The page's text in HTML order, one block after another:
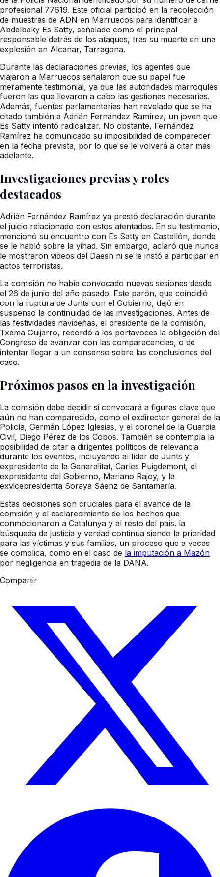
profesional 77619. Este oficial participó en la recolección
de muestras de ADN en Marruecos para identificar a
Abdelbaky Es Satty, señalado como el principal
responsable detrás de los ataques, tras su muerte en una
explosión en Alcanar, Tarragona.
Durante las declaraciones previas, los agentes que
viajaron a Marruecos señalaron que su papel fue
meramente testimonial, ya que las autoridades marroquíes
fueron las que llevaron a cabo las gestiones necesarias.
Además, fuentes parlamentarias han revelado que se ha
citado también a Adrián Fernández Ramírez, un joven que
Es Satty intentó radicalizar. No obstante, Fernández
Ramírez ha comunicado su imposibilidad de comparecer
en la fecha prevista, por lo que se le volverá a citar más
adelante.
Investigaciones previas y roles
destacados
Adrián Fernández Ramírez ya prestó declaración durante
el juicio relacionado con estos atentados. En su testimonio,
mencionó su encuentro con Es Satty en Castellón, donde
se le habló sobre la yihad. Sin embargo, aclaró que nunca
le mostraron videos del Daesh ni se le instó a participar en
actos terroristas.
La comisión no había convocado nuevas sesiones desde
el 26 de junio del año pasado. Este parón, que coincidió
con la ruptura de Junts con el Gobierno, dejó en
suspenso la continuidad de las investigaciones. Antes de
las festividades navideñas, el presidente de la comisión,
Txema Guijarro, recordó a los portavoces la obligación del
Congreso de avanzar con las comparecencias, o de
intentar llegar a un consenso sobre las conclusiones del
caso.
Próximos pasos en la investigación
La comisión debe decidir si convocará a figuras clave que
aún no han comparecido, como el exdirector general de la
Policía, Germán López Iglesias, y el coronel de la Guardia
Civil, Diego Pérez de los Cobos. También se contempla la
posibilidad de citar a dirigentes políticos de relevancia
durante los eventos, incluyendo al líder de Junts y
expresidente de la Generalitat, Carles Puigdemont, el
expresidente del Gobierno, Mariano Rajoy, y la
exvicepresidenta Soraya Sáenz de Santamaría.
Estas decisiones son cruciales para el avance de la
comisión y el esclarecimiento de los hechos que
conmocionaron a Catalunya y al resto del país. la
búsqueda de justicia y verdad continúa siendo la prioridad
para las víctimas y sus familias, un proceso que a veces
se complica, como en el caso de la imputación a Mazón
por negligencia en tragedia de la DANA.
Compartir